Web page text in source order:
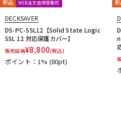
新品 WEB注文店頭受取可
DECKSAVER
DS-PC-SSL12【Solid State Logic
SSL 12 対応保護カバー】
販売価格¥8,800(税込)
ポイント：1% (80pt)